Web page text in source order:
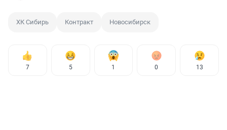
ХК Сибирь Контракт Новосибирск
7 5 1 0 13